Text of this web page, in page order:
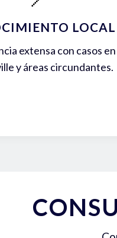
LOCAL
extensa con casos en
y áreas circundantes.